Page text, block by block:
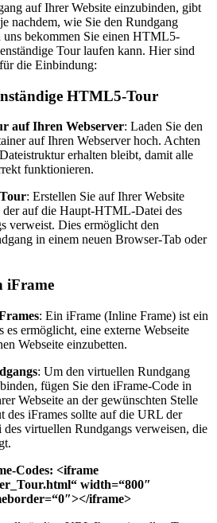
auf Ihrer Website einzubinden, gibt
nachdem, wie Sie den Rundgang
uns bekommen Sie einen HTML5-
Tour laufen kann. Hier sind
die Einbindung:
HTML5-Tour
auf Ihren Webserver: Laden Sie den
auf Ihren Webserver hoch. Achten
erhalten bleibt, damit alle
funktionieren.
: Erstellen Sie auf Ihrer Website
auf die Haupt-HTML-Datei des
verweist. Dies ermöglicht den
in einem neuen Browser-Tab oder
iFrame
: Ein iFrame (Inline Frame) ist ein
ermöglicht, eine externe Webseite
Webseite einzubetten.
: Um den virtuellen Rundgang
fügen Sie den iFrame-Code in
Webseite an der gewünschten Stelle
des iFrames sollte auf die URL der
virtuellen Rundgangs verweisen, die
Codes: <iframe
width=“800″
iframe>